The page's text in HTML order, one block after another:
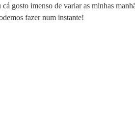
gosto imenso de variar as minhas
fazer num instante!